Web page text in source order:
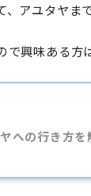
アユタヤま
興味ある方
への行き方を